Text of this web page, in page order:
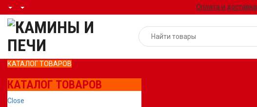
Оплата и доставка
КАТАЛОГ ТОВАРОВ
КАТАЛОГ ТОВАРОВ
Close